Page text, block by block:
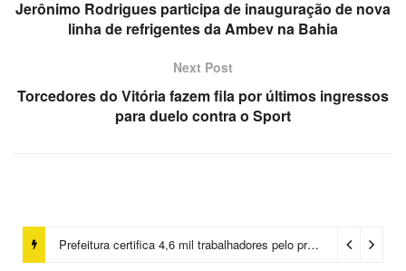
Jerônimo Rodrigues participa de inauguração de nova
linha de refrigentes da Ambev na Bahia
Next Post
Torcedores do Vitória fazem fila por últimos ingressos
para duelo contra o Sport
Prefeitura certifica 4,6 mil trabalhadores pelo programa Treinar para Empregar e realiza Feirão de Empregabilidade